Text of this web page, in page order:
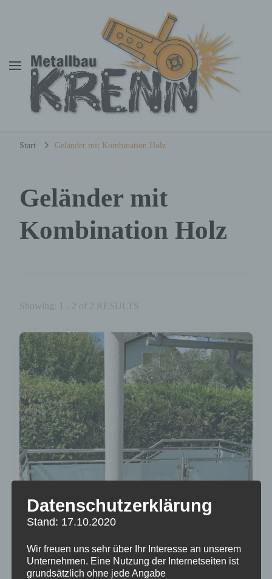
Start Geländer mit Kombination Holz
Geländer mit
Kombination Holz
Showing: 1 - 2 of 2 RESULTS
Datenschutzerklärung
Stand: 17.10.2020
Wir freuen uns sehr über Ihr Interesse an unserem
Unternehmen. Eine Nutzung der Internetseiten ist
grundsätzlich ohne jede Angabe